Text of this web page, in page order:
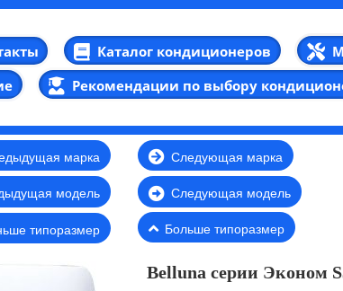
Каталог кондиционеров
Рекомендации по выбору
марка
модель
типоразмер
Следующая марка
Следующая модель
Больше типоразмер
Belluna серии Эконом